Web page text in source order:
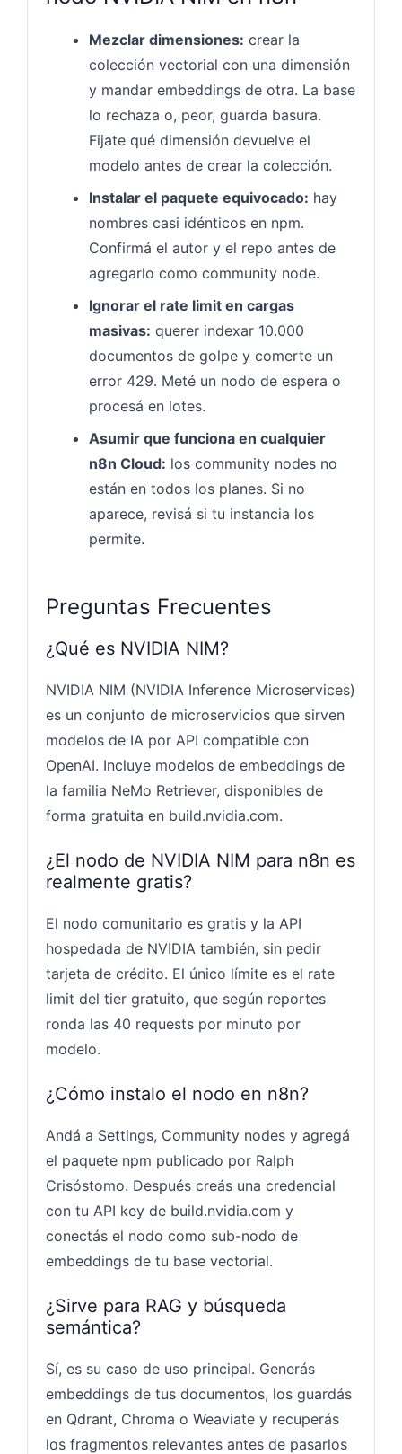
Mezclar dimensiones: crear la
colección vectorial con una dimensión
y mandar embeddings de otra. La base
lo rechaza o, peor, guarda basura.
Fijate qué dimensión devuelve el
modelo antes de crear la colección.
Instalar el paquete equivocado: hay
nombres casi idénticos en npm.
Confirmá el autor y el repo antes de
agregarlo como community node.
Ignorar el rate limit en cargas
masivas: querer indexar 10.000
documentos de golpe y comerte un
error 429. Meté un nodo de espera o
procesá en lotes.
Asumir que funciona en cualquier
n8n Cloud: los community nodes no
están en todos los planes. Si no
aparece, revisá si tu instancia los
permite.
Preguntas Frecuentes
¿Qué es NVIDIA NIM?
NVIDIA NIM (NVIDIA Inference Microservices)
es un conjunto de microservicios que sirven
modelos de IA por API compatible con
OpenAI. Incluye modelos de embeddings de
la familia NeMo Retriever, disponibles de
forma gratuita en build.nvidia.com.
¿El nodo de NVIDIA NIM para n8n es
realmente gratis?
El nodo comunitario es gratis y la API
hospedada de NVIDIA también, sin pedir
tarjeta de crédito. El único límite es el rate
limit del tier gratuito, que según reportes
ronda las 40 requests por minuto por
modelo.
¿Cómo instalo el nodo en n8n?
Andá a Settings, Community nodes y agregá
el paquete npm publicado por Ralph
Crisóstomo. Después creás una credencial
con tu API key de build.nvidia.com y
conectás el nodo como sub-nodo de
embeddings de tu base vectorial.
¿Sirve para RAG y búsqueda
semántica?
Sí, es su caso de uso principal. Generás
embeddings de tus documentos, los guardás
en Qdrant, Chroma o Weaviate y recuperás
los fragmentos relevantes antes de pasarlos